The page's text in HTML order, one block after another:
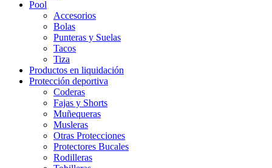
Pool
Accesorios
Bolas
Punteras y Suelas
Tacos
Tiza
Productos en liquidación
Protección deportiva
Coderas
Fajas y Shorts
Muñequeras
Musleras
Otras Protecciones
Protectores Bucales
Rodilleras